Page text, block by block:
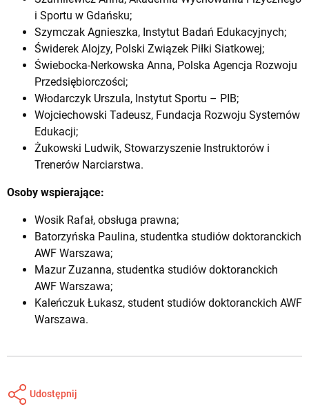
i Sportu w Gdańsku;
Szymczak Agnieszka, Instytut Badań Edukacyjnych;
Świderek Alojzy, Polski Związek Piłki Siatkowej;
Świebocka-Nerkowska Anna, Polska Agencja Rozwoju
Przedsiębiorczości;
Włodarczyk Urszula, Instytut Sportu – PIB;
Wojciechowski Tadeusz, Fundacja Rozwoju Systemów
Edukacji;
Żukowski Ludwik, Stowarzyszenie Instruktorów i
Trenerów Narciarstwa.
Osoby wspierające:
Wosik Rafał, obsługa prawna;
Batorzyńska Paulina, studentka studiów doktoranckich
AWF Warszawa;
Mazur Zuzanna, studentka studiów doktoranckich
AWF Warszawa;
Kaleńczuk Łukasz, student studiów doktoranckich AWF
Warszawa.
Udostępnij